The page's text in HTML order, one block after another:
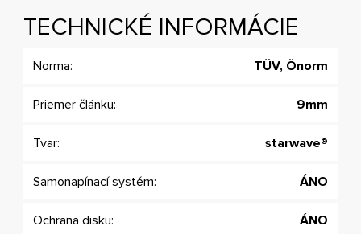
TECHNICKÉ INFORMÁCIE
Norma: TÜV, Önorm
Priemer článku: 9mm
Tvar: starwave®
Samonapínací systém: ÁNO
Ochrana disku: ÁNO